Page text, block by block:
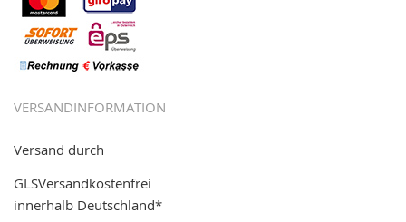
VERSANDINFORMATION
Versand durch
GLSVersandkostenfrei
innerhalb Deutschland*